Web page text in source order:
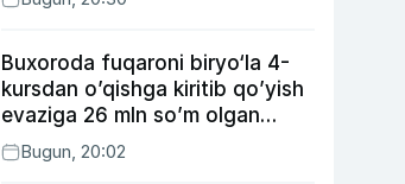
Buxoroda fuqaroni biryo‘la 4-
kursdan o’qishga kiritib qo’yish
evaziga 26 mln so’m olgan
shaxs ushlandi
Bugun, 20:02